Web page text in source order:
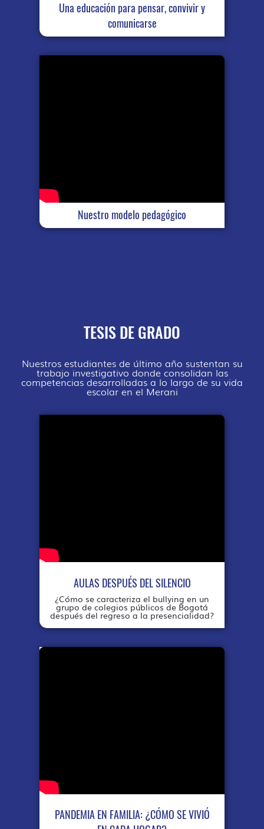
Una educación para pensar, convivir y
comunicarse
Nuestro modelo pedagógico
TESIS DE GRADO
Nuestros estudiantes de último año sustentan su
trabajo investigativo donde consolidan las
competencias desarrolladas a lo largo de su vida
escolar en el Merani
AULAS DESPUÉS DEL SILENCIO
¿Cómo se caracteriza el bullying en un
grupo de colegios públicos de Bogotá
después del regreso a la presencialidad?
PANDEMIA EN FAMILIA: ¿CÓMO SE VIVIÓ